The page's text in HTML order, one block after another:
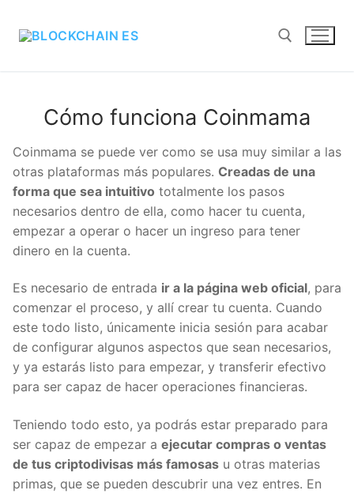
Cómo funciona Coinmama
Coinmama se puede ver como se usa muy similar a
las otras plataformas más populares.Creadas de
una forma que sea intuitivototalmente los pasos
necesarios dentro de ella, como hacer tu cuenta,
empezar a operar o hacer un ingreso para tener
dinero en la cuenta.
Es necesario de entrada ir a la página web oficial,
para comenzar el proceso, y allí crear tu cuenta.
Cuando este todo listo, únicamente inicia sesión
para acabar de configurar algunos aspectos que
sean necesarios, y ya estarás listo para empezar, y
transferir efectivo para ser capaz de hacer
Teniendo todo esto, ya podrás estar preparado para
ser capaz de empezar aejecutar compras o ventas
de tus criptodivisas más famosasu otras materias